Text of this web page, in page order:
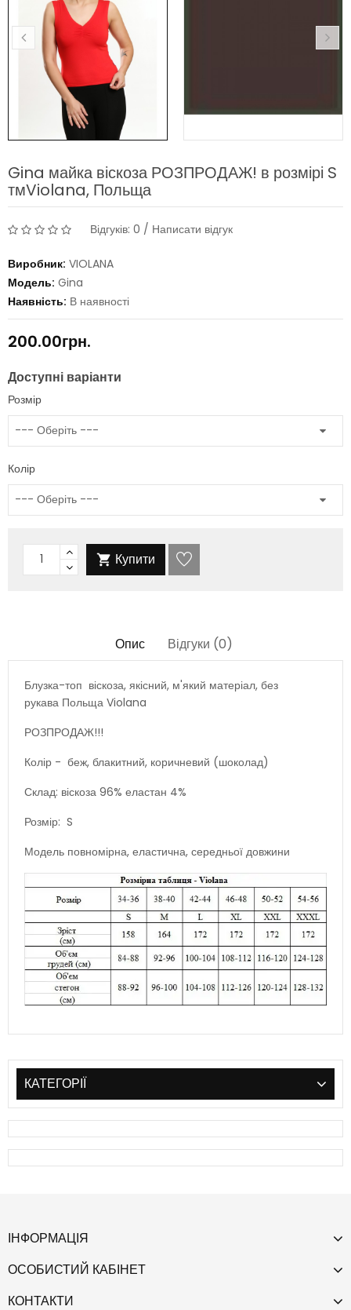
Gina майка віскоза РОЗПРОДАЖ! в розмірі S
тмViolana, Польща
Відгуків: 0 / Написати відгук
Виробник: VIOLANA
Модель: Gina
Наявність: В наявності
200.00грн.
Доступні варіанти
Розмір
Колір
 Купити
Опис Відгуки (0)
Блузка-топ віскоза, якісний, м'який матеріал, без
рукава Польща Violana
РОЗПРОДАЖ!!!
Колір - беж, блакитний, коричневий (шоколад)
Склад: віскоза 96% еластан 4%
Розмір: S
Модель повномірна, еластична, середньої довжини
КАТЕГОРІЇ
ІНФОРМАЦІЯ
ОСОБИСТИЙ КАБІНЕТ
КОНТАКТИ